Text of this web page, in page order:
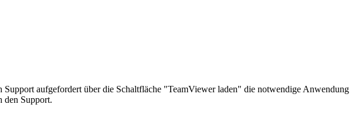
aufgefordert über die Schaltfläche "TeamViewer laden" die notwendige Anwendung
den Support.